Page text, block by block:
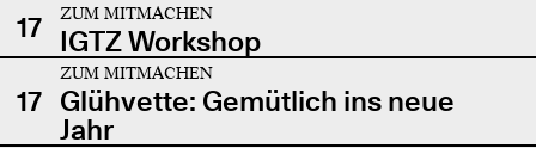
17
ZUM MITMACHEN
IGTZ Workshop
17
ZUM MITMACHEN
Glühvette: Gemütlich ins neue
Jahr